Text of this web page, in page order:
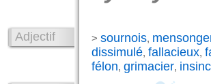
Adjectif > sournois,
dissimulé, fallacieux,
félon, grimacier,